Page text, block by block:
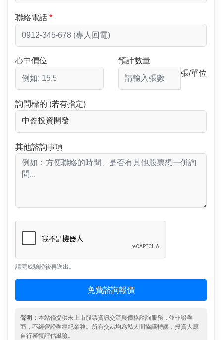
聯絡電話
心中價位
預計數量
張/單位
詢問標的 (若有指定)
其他諮詢事項
請完成驗證後再送出。
免費諮詢報價
聲明： 本站僅提供未上市股票資訊交流與價格諮詢服務，並非證券
商，不經營證券經紀業務。所有交易均為私人間協議轉讓，投資人應
自行審慎評估風險。